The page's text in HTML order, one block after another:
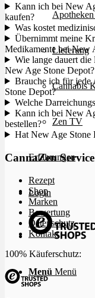
Lieferung
Cannabis
Zen TV
Erfahrungen
Login
Menü Menü
Kann ich bei New
kaufen?
Was kostet
Übernimmt meine
Medikamente bei New
Wie lange dauert die
New Age Stone Depot?
Brauche ich für jede
Stone Depot?
Welche
Kann ich bei New
bestellen?
Hat New Age Stone
CannaZen Service
Rezept
Shop
Marken
Bewertung
Datenschutz
Kontakt
100% Käuferschutz: